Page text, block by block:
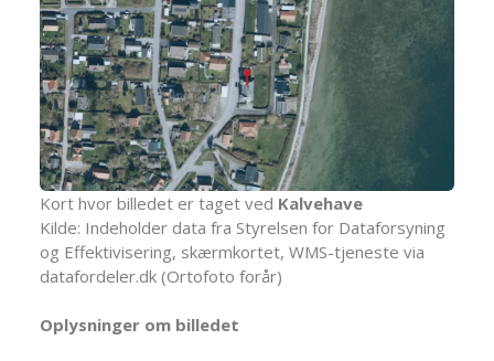
Kort hvor billedet er taget ved Kalvehave
Kilde: Indeholder data fra Styrelsen for Dataforsyning
og Effektivisering, skærmkortet, WMS-tjeneste via
datafordeler.dk (Ortofoto forår)
Oplysninger om billedet